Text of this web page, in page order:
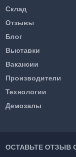
Склад
Отзывы
Блог
Выставки
Вакансии
Производители
Технологии
Демозалы
ОСТАВЬТЕ ОТЗЫВ